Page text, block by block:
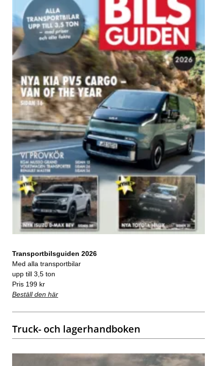
Transportbilsguiden 2026
Med alla transportbilar
upp till 3,5 ton
Pris 199 kr
Beställ den här
Truck- och lagerhandboken